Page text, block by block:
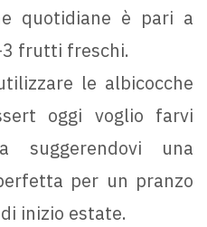
quotidiane è pari a
3 frutti freschi.
le albicocche
oggi voglio farvi
suggerendovi una
per un pranzo
inizio estate.